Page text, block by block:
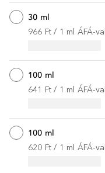
30 ml
966 Ft / 1 ml ÁFÁ-val
100 ml
641 Ft / 1 ml ÁFÁ-val
100 ml
620 Ft / 1 ml ÁFÁ-val